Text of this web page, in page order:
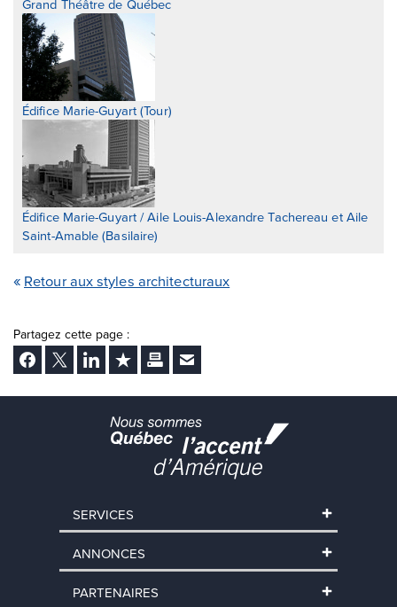
Grand Théâtre de Québec
Édifice Marie-Guyart (Tour)
Édifice Marie-Guyart / Aile Louis-Alexandre Tachereau et Aile
Saint-Amable (Basilaire)
Retour aux styles architecturaux
Partagez cette page :
Facebook
Twitter LinkedInAjouter aux favoris
ImprimerEnvoyer Ã un ami
SERVICES
ANNONCES
PARTENAIRES